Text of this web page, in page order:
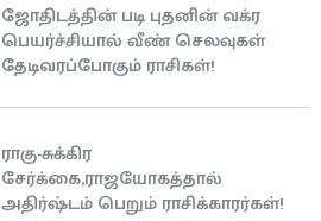
ஜோதிடத்தின் படி புதனின் வக்ர
பெயர்ச்சியால் வீண் செலவுகள்
தேடிவரப்போகும் ராசிகள்!
ராகு-சுக்கிர
சேர்க்கை,ராஜயோகத்தால்
அதிர்ஷ்டம் பெறும் ராசிக்காரர்கள்!